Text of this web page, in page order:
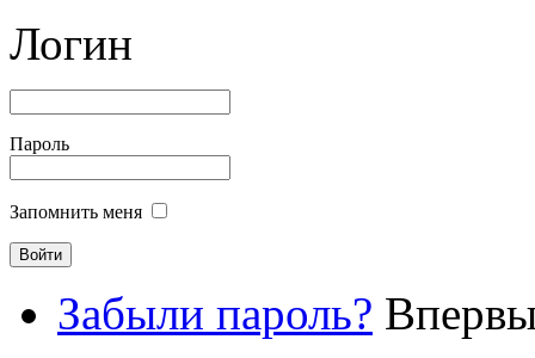
Логин
Пароль
Запомнить меня
Забыли пароль?